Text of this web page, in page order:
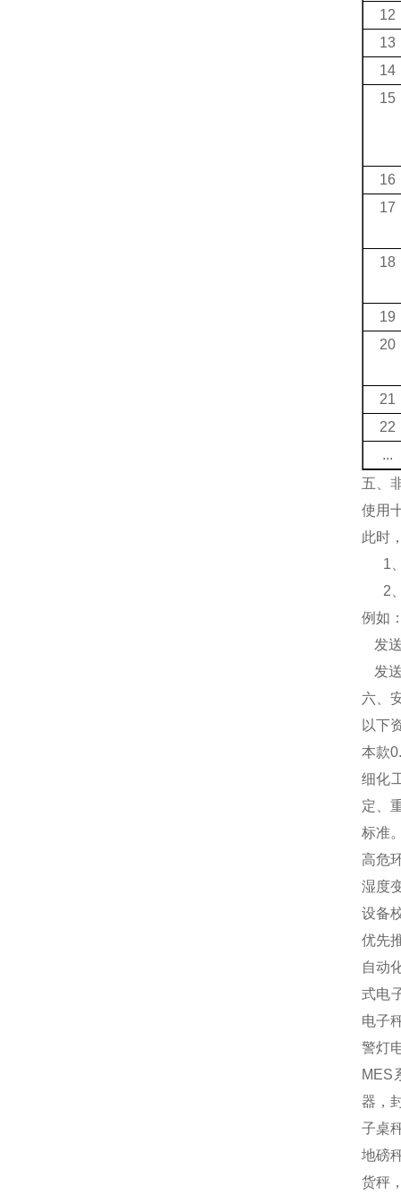
12
13
14
15
16
17
18
19
20
21
22
...
五、
使用
此时
1
2
例如
发
发
六、
以下
本款
细化
定、
标准
高危
湿度
设备
优先
自动
式电
电子
警灯
MES
器，
子桌
地磅
货秤